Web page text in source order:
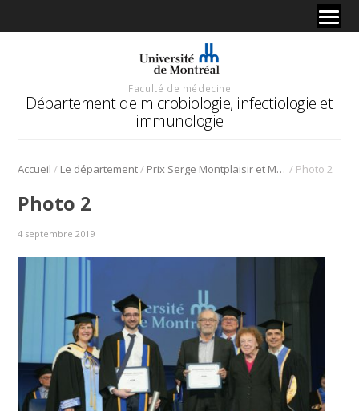
Faculté de médecine
Département de microbiologie, infectiologie et
immunologie
Accueil / Le département/ Prix Serge Montplaisir et Micheline Pelletier. / Photo 2
Photo 2
4 septembre 2019